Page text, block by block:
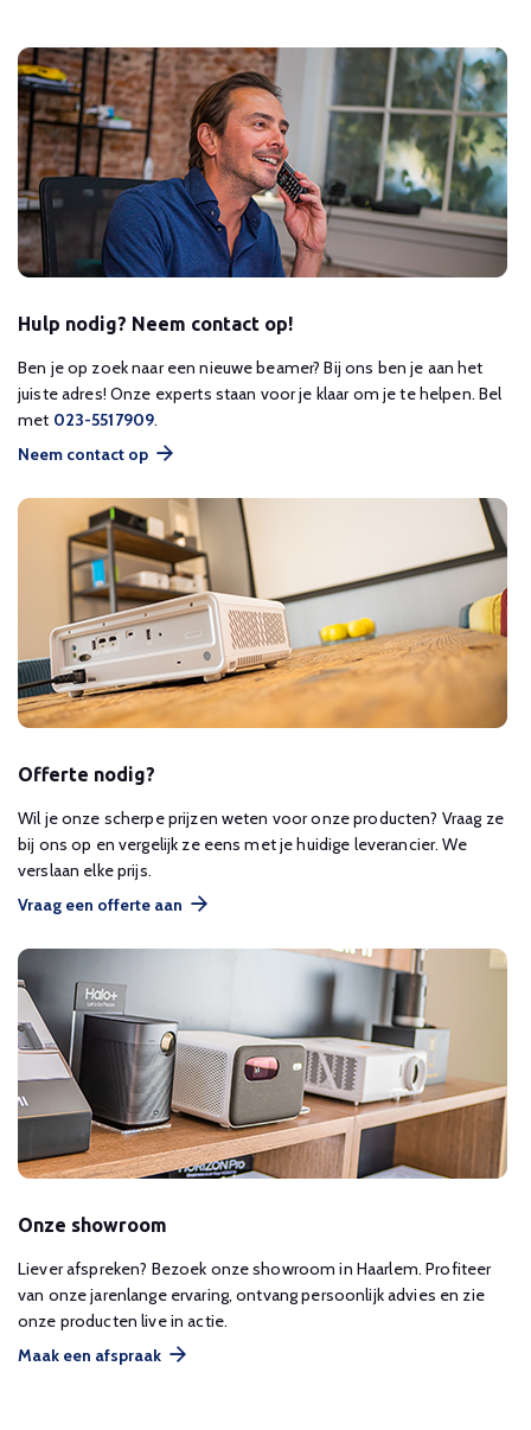
Hulp nodig? Neem contact op!
Ben je op zoek naar een nieuwe beamer? Bij ons ben je aan het
juiste adres! Onze experts staan voor je klaar om je te helpen. Bel
met 023-5517909.
Neem contact op
Offerte nodig?
Wil je onze scherpe prijzen weten voor onze producten? Vraag ze
bij ons op en vergelijk ze eens met je huidige leverancier. We
verslaan elke prijs.
Vraag een offerte aan
Onze showroom
Liever afspreken? Bezoek onze showroom in Haarlem. Profiteer
van onze jarenlange ervaring, ontvang persoonlijk advies en zie
onze producten live in actie.
Maak een afspraak